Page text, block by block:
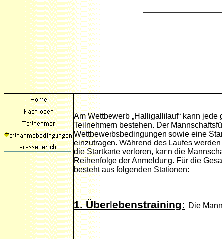
Am Wettbewerb „Halligallilauf“ kann
Teilnehmern bestehen. Der
Wettbewerbsbedingungen sowie eine
einzutragen. Während des Laufes
die Startkarte verloren, kann die
Reihenfolge der Anmeldung. Für die
besteht aus folgenden Stationen:
1. Überlebenstraining: Die